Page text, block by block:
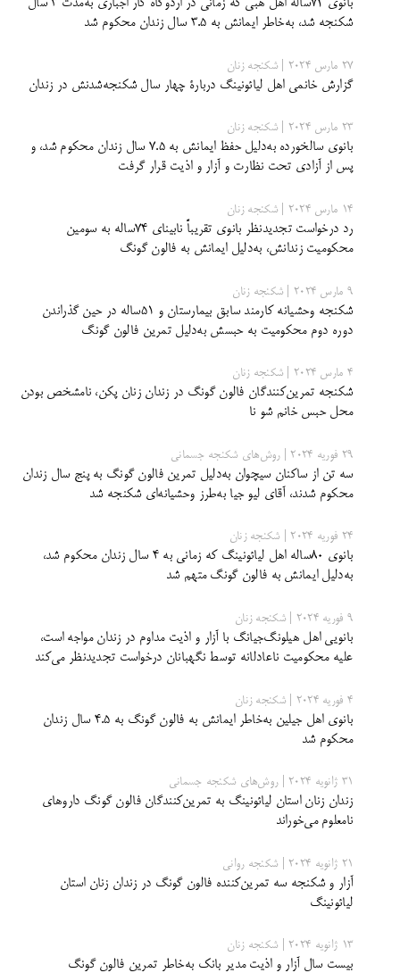
بانوی 72ساله اهل هبی که زمانی در اردوگاه کار اجباری به‌مدت 3 سال
شکنجه شد، به‌خاطر ایمانش به 3.5 سال زندان محکوم شد
27 مارس 2024 | شکنجه زنان
گزارش خانمی اهل لیائونینگ دربارۀ چهار سال شکنجه‌شدنش در زندان
23 مارس 2024 | شکنجه زنان
بانوی سالخورده به‌دلیل حفظ ایمانش به 7.5 سال زندان محکوم شد، و
پس از آزادی تحت نظارت و آزار و اذیت قرار گرفت
14 مارس 2024 | شکنجه زنان
رد درخواست تجدیدنظر بانوی تقریباً نابینای 74ساله به سومین
محکومیت زندانش، به‌دلیل ایمانش به فالون گونگ
9 مارس 2024 | شکنجه زنان
شکنجه وحشیانه کارمند سابق بیمارستان و ۵۱ساله در حین گذراندن
دوره دوم محکومیت به حبسش به‌دلیل تمرین فالون گونگ
4 مارس 2024 | شکنجه زنان
شکنجه تمرین‌کنندگان فالون گونگ در زندان زنان پکن، نامشخص بودن
محل حبس خانم شو نا
29 فوریه 2024 | روش‌های شکنجه جسمانی
سه تن از ساکنان سیچوان به‌دلیل تمرین فالون گونگ به پنج سال زندان
محکوم شدند، آقای لیو جیا به‌طرز وحشیانه‌ای شکنجه شد
24 فوریه 2024 | شکنجه زنان
بانوی 80ساله اهل لیائونینگ که زمانی به 4 سال زندان محکوم شد،
به‌دلیل ایمانش به فالون گونگ متهم شد
9 فوریه 2024 | شکنجه زنان
بانویی اهل هیلونگ‌جیانگ با آزار و اذیت مداوم در زندان مواجه است،
علیه محکومیت ناعادلانه توسط نگهبانان درخواست تجدیدنظر می‌کند
4 فوریه 2024 | شکنجه زنان
بانوی اهل جیلین به‌خاطر ایمانش به فالون گونگ به 4.5 سال زندان
محکوم شد
31 ژانویه 2024 | روش‌های شکنجه جسمانی
زندان زنان استان لیائونینگ به تمرین‌کنندگان فالون گونگ داروهای
نامعلوم می‌خوراند
21 ژانویه 2024 | شکنجه روانی
آزار و شکنجه سه تمرین‌کننده فالون گونگ در زندان زنان استان
لیائونینگ
13 ژانویه 2024 | شکنجه زنان
بیست سال آزار و اذیت مدیر بانک به‌خاطر تمرین فالون گونگ